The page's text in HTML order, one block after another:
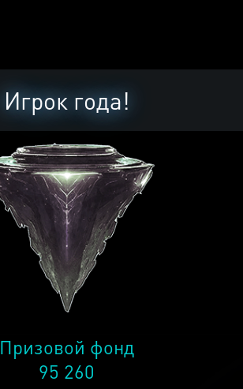
Игрок года!
Призовой фонд
95 260